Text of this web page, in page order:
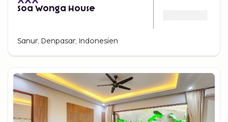
Soa Wonga House
Sanur, Denpasar, Indonesien